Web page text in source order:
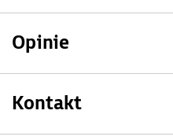
Opinie
Kontakt